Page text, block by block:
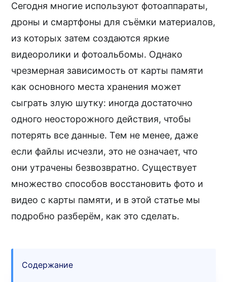
Сегодня многие используют фотоаппараты,
дроны и смартфоны для съёмки материалов,
из которых затем создаются яркие
видеоролики и фотоальбомы. Однако
чрезмерная зависимость от карты памяти
как основного места хранения может
сыграть злую шутку: иногда достаточно
одного неосторожного действия, чтобы
потерять все данные. Тем не менее, даже
если файлы исчезли, это не означает, что
они утрачены безвозвратно. Существует
множество способов восстановить фото и
видео с карты памяти, и в этой статье мы
подробно разберём, как это сделать.
Содержание